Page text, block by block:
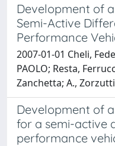
Development of
Semi-Active
Performance
2007-01-01 Cheli,
PAOLO; Resta,
Zanchetta; A., Zorzutti
Development of
for a semi-active
performance